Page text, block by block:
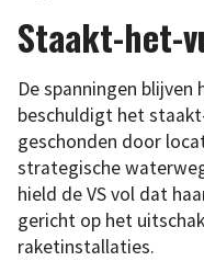
Staakt-het-
De spanningen blijven
beschuldigt het
geschonden door
strategische
hield de VS vol dat
gericht op het
raketinstallaties.